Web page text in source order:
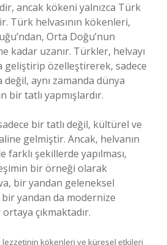
ancak kökeni yalnızca Türk
Türk helvasının kökenleri,
Orta Doğu’nun
kadar uzanır. Türkler, helvayı
geliştirip özelleştirerek, sadece
aynı zamanda dünya
bir tatlı yapmışlardır.
bir tatlı değil, kültürel ve
gelmiştir. Ancak, helvanın
şekillerde yapılması,
bir örneği olarak
bir yandan geleneksel
yandan da modernize
çıkmaktadır.
lezzetinin kökenleri ve küresel etkileri